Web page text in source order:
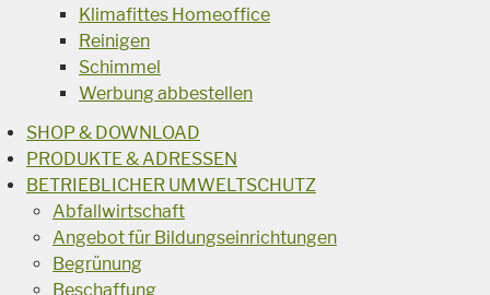
Klimafittes Homeoffice
Reinigen
Schimmel
Werbung abbestellen
SHOP & DOWNLOAD
PRODUKTE & ADRESSEN
BETRIEBLICHER UMWELTSCHUTZ
Abfallwirtschaft
Angebot für Bildungseinrichtungen
Begrünung
Beschaffung